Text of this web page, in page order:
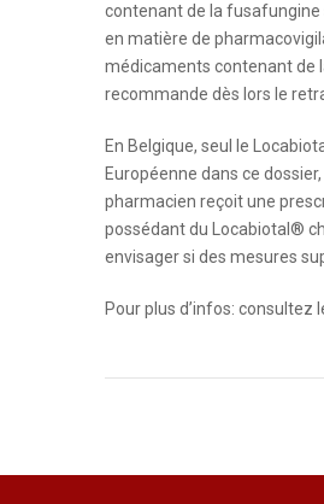
contenant de la fusafungine
en matière de
médicaments contenant de
recommande dès lors le
En Belgique, seul le
Européenne dans ce
pharmacien reçoit une
possédant du Locabiotal®
envisager si des mesures
Pour plus d’infos: consultez